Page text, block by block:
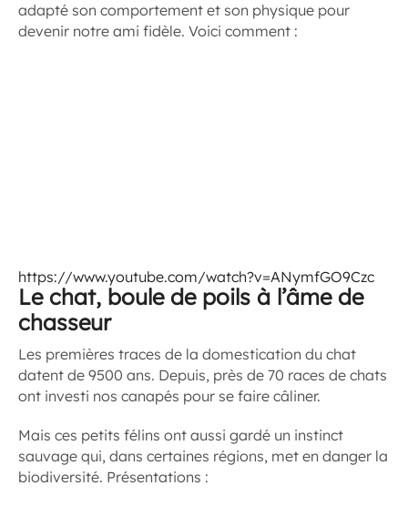
adapté son comportement et son physique pour
devenir notre ami fidèle. Voici comment :
https://www.youtube.com/watch?v=ANymfGO9Czc
Le chat, boule de poils à l’âme de
chasseur
Les premières traces de la domestication du chat
datent de 9500 ans. Depuis, près de 70 races de chats
ont investi nos canapés pour se faire câliner.
Mais ces petits félins ont aussi gardé un instinct
sauvage qui, dans certaines régions, met en danger la
biodiversité. Présentations :